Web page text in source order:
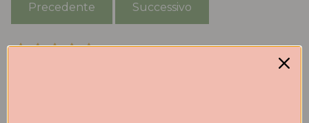
Precedente
Successivo